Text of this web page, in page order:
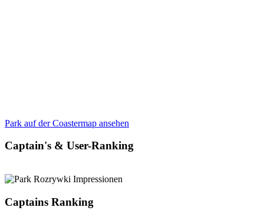
Park auf der Coastermap ansehen
Captain's & User-Ranking
Captains Ranking